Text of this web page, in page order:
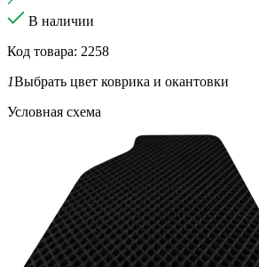
В наличии
Код товара: 2258
1Выбрать цвет коврика и окантовки
Условная схема